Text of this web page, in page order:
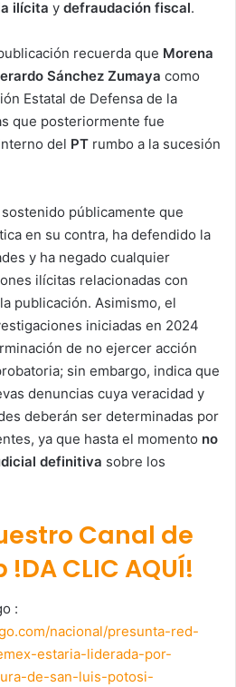
ilícita y defraudación fiscal.
recuerda que Morena
Sánchez Zumaya como
Estatal de Defensa de la
que posteriormente fue
del PT rumbo a la sucesión
públicamente que
en su contra, ha defendido la
y ha negado cualquier
ilícitas relacionadas con
publicación. Asimismo, el
iniciadas en 2024
de no ejercer acción
sin embargo, indica que
denuncias cuya veracidad y
deberán ser determinadas por
ya que hasta el momento no
definitiva sobre los
Canal de
CLIC AQUÍ!
:
nacional/presunta-red-
estaria-liderada-por-
de-san-luis-potosi-